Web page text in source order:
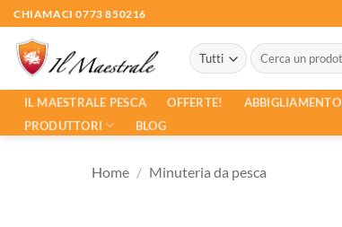
Salta
ai
contenuti
CHIAMACI 0773 850216
Cerca:
IL MAESTRALE PESCA OFFERTE! ABBIGLIAMENTO
PRODUTTORI
BLOG
Home / Minuteria da pesca